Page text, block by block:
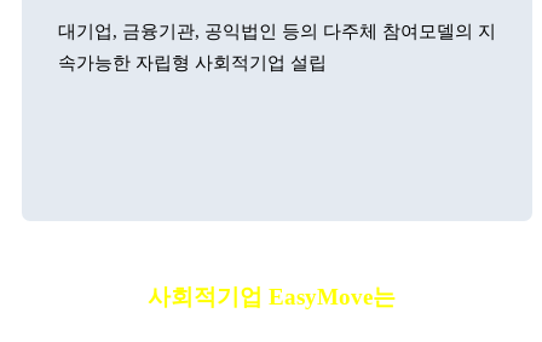
대기업, 금융기관, 공익법인 등의 다주체 참여모델의 지
속가능한 자립형 사회적기업 설립
사회적기업 EasyMove는